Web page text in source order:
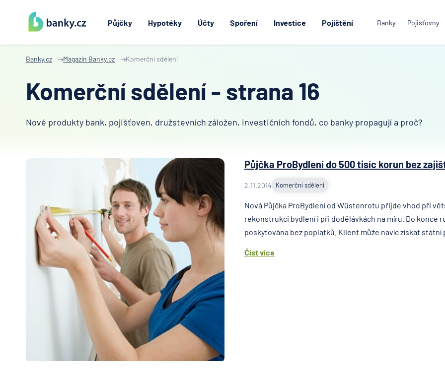
Půjčky Hypotéky Účty Spoření Investice Pojištění Banky Pojišťovny
Banky.cz Magazín Banky.cz Komerční sdělení
Komerční sdělení - strana 16
Nové produkty bank, pojišťoven, družstevních záložen, investičních fondů, co banky propagují a proč?
Půjčka ProBydlení do 500 tisíc korun bez
2.11.2014 Komerční sdělení
Nová Půjčka ProBydlení od Wüstenrotu přijde vhod při
rekonstrukci bydlení i při dodělávkách na míru. Do konce
poskytována bez poplatků. Klient může navíc získat státní
Číst více